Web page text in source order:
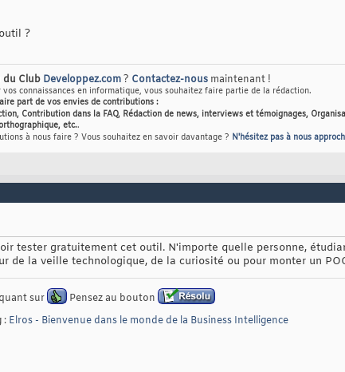
?
du Club Developpez.com? Contactez-nous maintenant !
connaissances en informatique, vous souhaitez faire partie de la rédaction.
part de vos envies de contributions :
Contribution dans la FAQ, Rédaction de news, interviews et témoignages,
etc..
à nous faire ? Vous souhaitez en savoir davantage ? N'hésitez pas à nous
tester gratuitement cet outil. N'importe quelle personne,
de la veille technologique, de la curiosité ou pour monter un
sur
Pensez au bouton
: Elros - Bienvenue dans le monde de la Business Intelligence